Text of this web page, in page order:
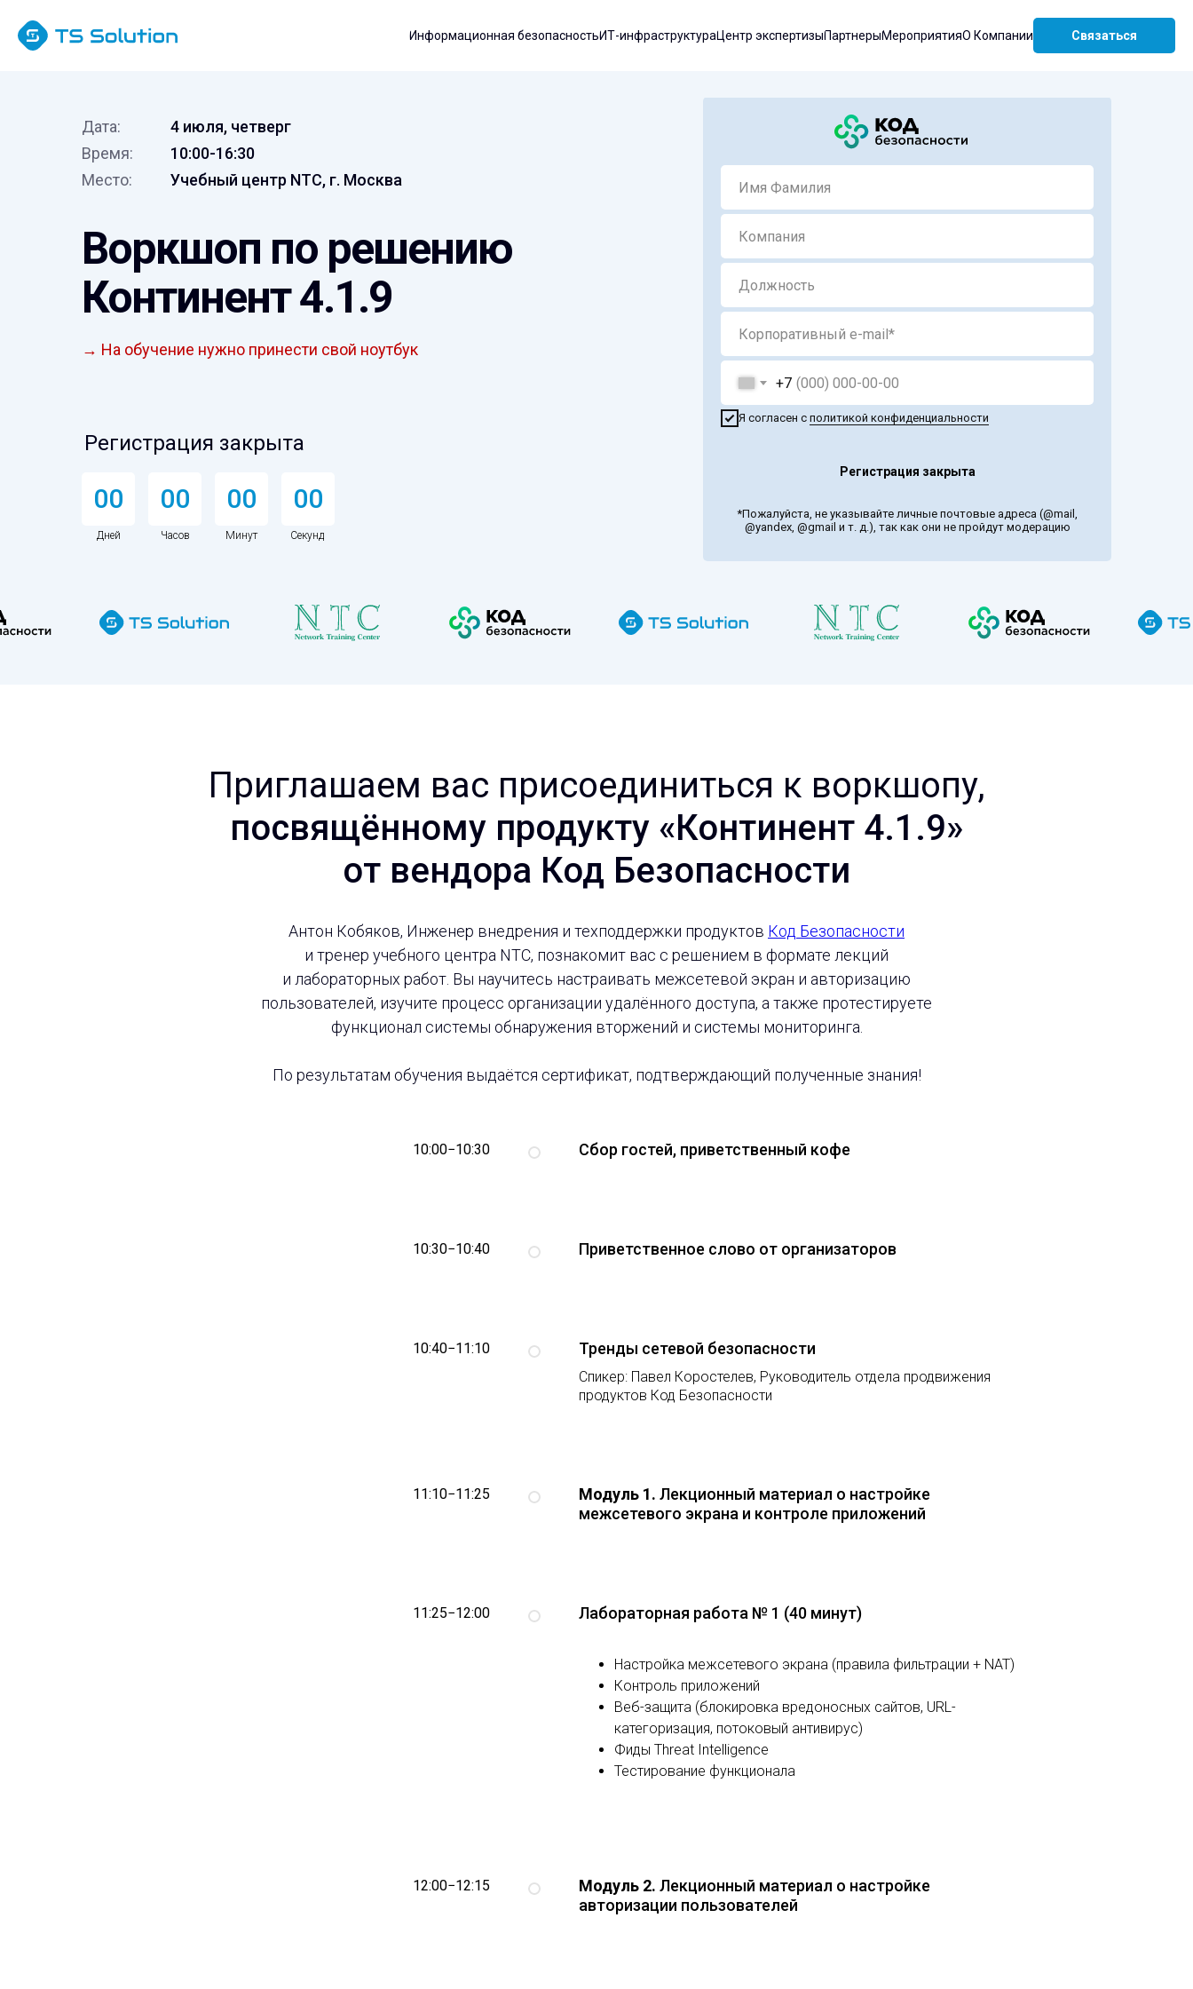
Информационная безопасностьИТ-инфраструктураЦентр экспертизыПартнерыМероприятияО Компании Связаться
+7
Я согласен с политикой конфиденциальности
Регистрация закрыта
*Пожалуйста, не указывайте личные почтовые адреса (@mail,
@yandex, @gmail и т. д.), так как они не пройдут модерацию
→ На обучение нужно принести свой ноутбук
Воркшоп по решению
Континент 4.1.9
Дата:
4 июля, четверг
Время:
10:00-16:30
Место:
Учебный центр NTC, г. Москва
Регистрация закрыта
00
Дней Часов
00
Минут
00
Секунд
00
Приглашаем вас присоединиться к воркшопу,
посвящённому продукту «Континент 4.1.9»
от вендора Код Безопасности
Антон Кобяков, Инженер внедрения и техподдержки продуктов Код Безопасности
и тренер учебного центра NTC, познакомит вас с решением в формате лекций
и лабораторных работ. Вы научитесь настраивать межсетевой экран и авторизацию
пользователей, изучите процесс организации удалённого доступа, а также протестируете
функционал системы обнаружения вторжений и системы мониторинга.
По результатам обучения выдаётся сертификат, подтверждающий полученные знания!
10:00−10:30 Сбор гостей, приветственный кофе
10:30−10:40 Приветственное слово от организаторов
10:40−11:10 Тренды сетевой безопасности
Спикер: Павел Коростелев, Руководитель отдела продвижения
продуктов Код Безопасности
11:10−11:25 Модуль 1. Лекционный материал о настройке
межсетевого экрана и контроле приложений
11:25−12:00 Лабораторная работа № 1 (40 минут)
Настройка межсетевого экрана (правила фильтрации + NAT)
Контроль приложений
Веб-защита (блокировка вредоносных сайтов, URL-
категоризация, потоковый антивирус)
Фиды Threat Intelligence
Тестирование функционала
12:00−12:15 Модуль 2. Лекционный материал о настройке
авторизации пользователей